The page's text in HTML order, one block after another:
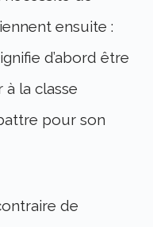
ensuite :
d’abord être
à la classe
pour son
de